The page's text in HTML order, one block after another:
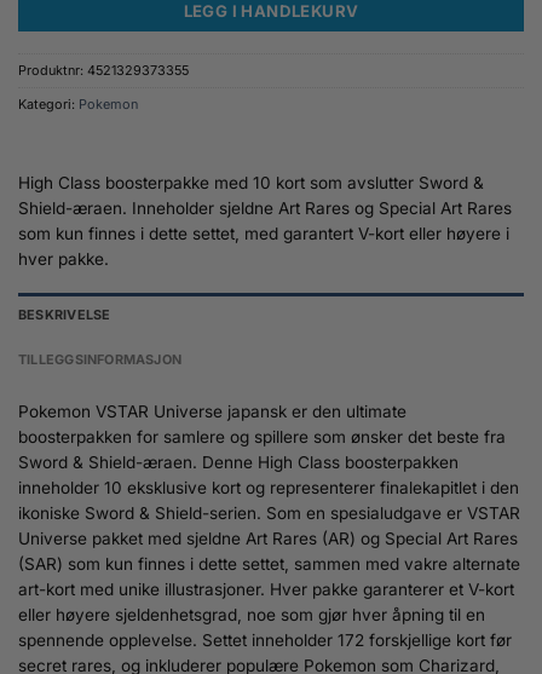
LEGG I HANDLEKURV
Produktnr: 4521329373355
Kategori: Pokemon
High Class boosterpakke med 10 kort som avslutter Sword &
Shield-æraen. Inneholder sjeldne Art Rares og Special Art Rares
som kun finnes i dette settet, med garantert V-kort eller høyere i
hver pakke.
BESKRIVELSE
TILLEGGSINFORMASJON
Pokemon VSTAR Universe japansk er den ultimate
boosterpakken for samlere og spillere som ønsker det beste fra
Sword & Shield-æraen. Denne High Class boosterpakken
inneholder 10 eksklusive kort og representerer finalekapitlet i den
ikoniske Sword & Shield-serien. Som en spesialudgave er VSTAR
Universe pakket med sjeldne Art Rares (AR) og Special Art Rares
(SAR) som kun finnes i dette settet, sammen med vakre alternate
art-kort med unike illustrasjoner. Hver pakke garanterer et V-kort
eller høyere sjeldenhetsgrad, noe som gjør hver åpning til en
spennende opplevelse. Settet inneholder 172 forskjellige kort før
secret rares, og inkluderer populære Pokemon som Charizard,